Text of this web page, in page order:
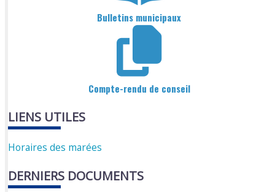
Bulletins municipaux
Compte-rendu de conseil
LIENS UTILES
Horaires des marées
DERNIERS DOCUMENTS